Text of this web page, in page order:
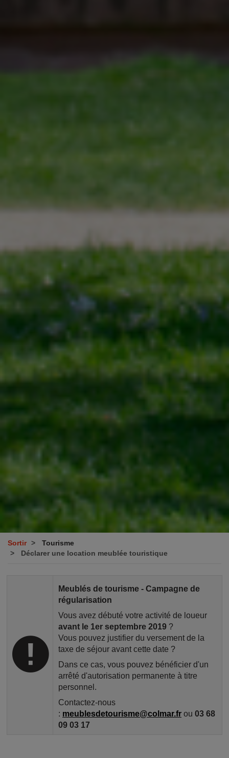
Sortir
Tourisme
Déclarer une location meublée touristique
Meublés de tourisme - Campagne de
régularisation
Vous avez débuté votre activité de loueur
avant le 1er septembre 2019 ?
Vous pouvez justifier du versement de la
taxe de séjour avant cette date ?
Dans ce cas, vous pouvez bénéficier d'un
arrêté d'autorisation permanente à titre
personnel.
Contactez-nous
: meublesdetourisme@colmar.fr ou 03 68
09 03 17